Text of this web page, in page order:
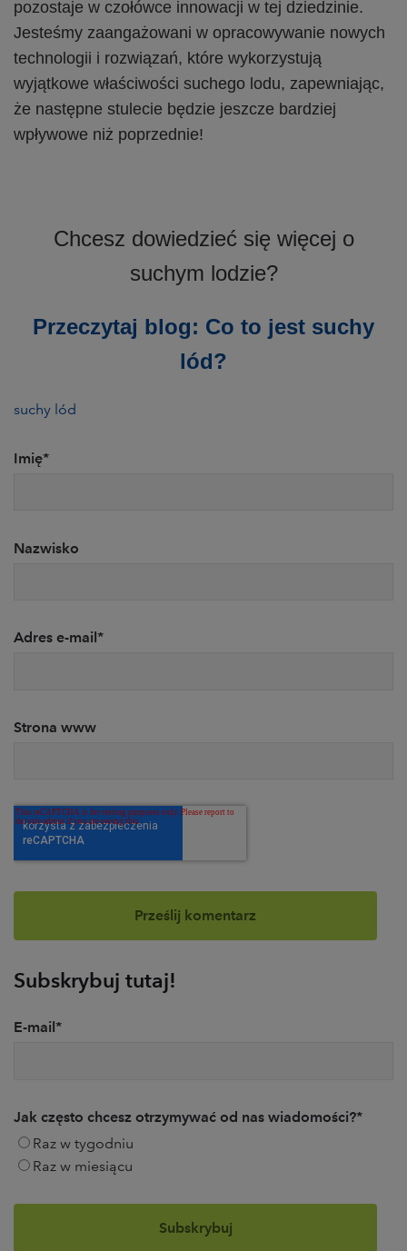
pozostaje w czołówce innowacji w tej dziedzinie.
Jesteśmy zaangażowani w opracowywanie nowych
technologii i rozwiązań, które wykorzystują
wyjątkowe właściwości suchego lodu, zapewniając,
że następne stulecie będzie jeszcze bardziej
wpływowe niż poprzednie!
Chcesz dowiedzieć się więcej o
suchym lodzie?
Przeczytaj blog: Co to jest suchy
lód?
suchy lód
Imię*
Nazwisko
Adres e-mail *
Strona www
Subskrybuj tutaj!
E-mail *
Jak często chcesz otrzymywać od nas wiadomości?*
Raz w tygodniu
Raz w miesiącu